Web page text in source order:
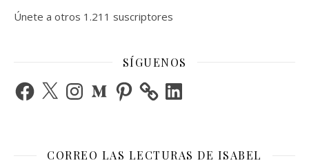
Únete a otros 1.211 suscriptores
SÍGUENOS
Facebook
X InstagramMediumPinterest LinkedIn
CORREO LAS LECTURAS DE ISABEL